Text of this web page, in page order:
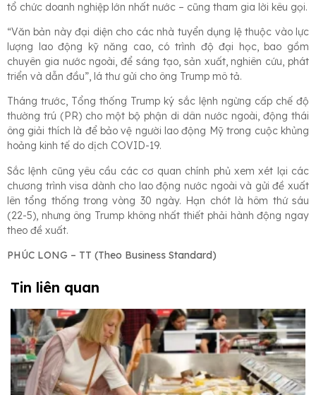
tổ chức doanh nghiệp lớn nhất nước – cũng tham gia lời kêu gọi.
“Văn bản này đại diện cho các nhà tuyển dụng lệ thuộc vào lực
lượng lao động kỹ năng cao, có trình độ đại học, bao gồm
chuyên gia nước ngoài, để sáng tạo, sản xuất, nghiên cứu, phát
triển và dẫn đầu”, lá thư gửi cho ông Trump mô tả.
Tháng trước, Tổng thống Trump ký sắc lệnh ngừng cấp chế độ
thường trú (PR) cho một bộ phận di dân nước ngoài, động thái
ông giải thích là để bảo vệ người lao động Mỹ trong cuộc khủng
hoảng kinh tế do dịch COVID-19.
Sắc lệnh cũng yêu cầu các cơ quan chính phủ xem xét lại các
chương trình visa dành cho lao động nước ngoài và gửi đề xuất
lên tổng thống trong vòng 30 ngày. Hạn chót là hôm thứ sáu
(22-5), nhưng ông Trump không nhất thiết phải hành động ngay
theo đề xuất.
PHÚC LONG – TT (Theo Business Standard)
Tin liên quan